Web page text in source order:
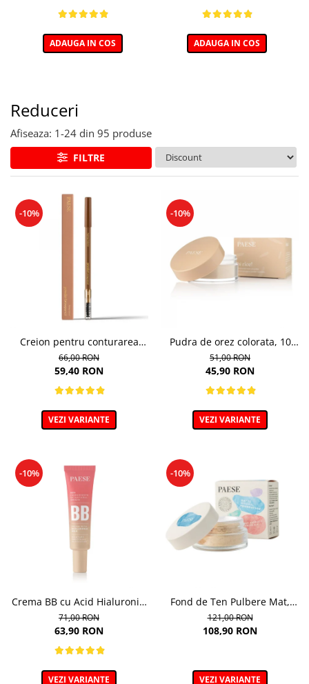
ADAUGA IN COS ADAUGA IN COS
Reduceri
Afiseaza: 1-24 din 95 produse
FILTRE
-10%
Creion pentru conturarea
sprancenelor, Powder Brow
Pencil, nuanta Honey Blond -
66,00 RON
59,40 RON
VEZI VARIANTE
-10%
Pudra de orez colorata, 10
Light Beige - 10g
51,00 RON
45,90 RON
VEZI VARIANTE
-10%
Crema BB cu Acid Hialuronic,
nuanta 03W NATURAL 30ml
71,00 RON
63,90 RON
VEZI VARIANTE
-10%
Fond de Ten Pulbere Mat,
nuanta 104W -7g
121,00 RON
108,90 RON
VEZI VARIANTE